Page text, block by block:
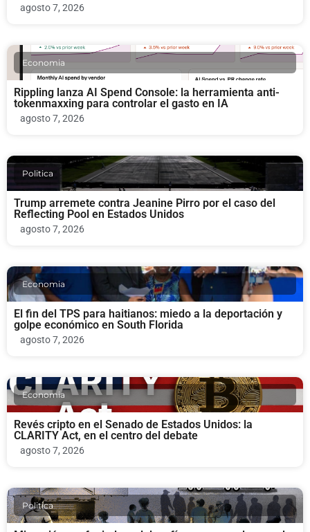
agosto 7, 2026
Economia
Rippling lanza AI Spend Console: la herramienta anti-
tokenmaxxing para controlar el gasto en IA
agosto 7, 2026
Politica
Trump arremete contra Jeanine Pirro por el caso del
Reflecting Pool en Estados Unidos
agosto 7, 2026
Economia
El fin del TPS para haitianos: miedo a la deportación y
golpe económico en South Florida
agosto 7, 2026
Economia
Revés cripto en el Senado de Estados Unidos: la
CLARITY Act, en el centro del debate
agosto 7, 2026
Politica